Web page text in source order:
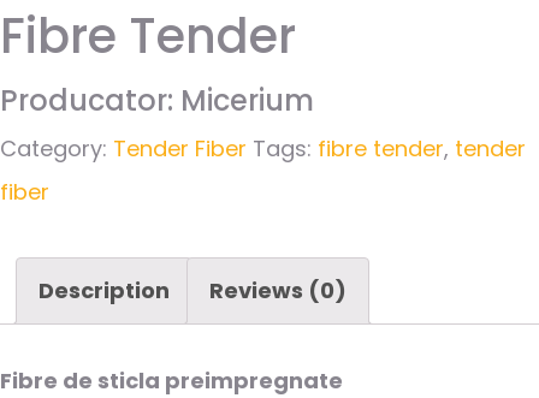
Fibre Tender
Producator: Micerium
Category: Tender Fiber Tags: fibre tender, tender
fiber
Description Reviews (0)
Fibre de sticla preimpregnate